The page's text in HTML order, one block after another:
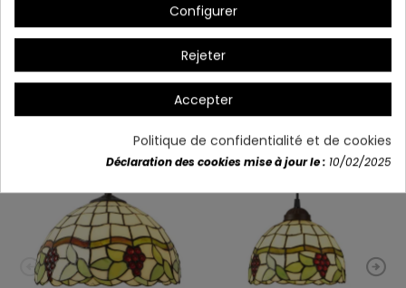
Détails du produit
Vous aimerez aussi
Configurer
Rejeter
Accepter
Politique de confidentialité et de cookies
Déclaration des cookies mise à jour le : 10/02/2025